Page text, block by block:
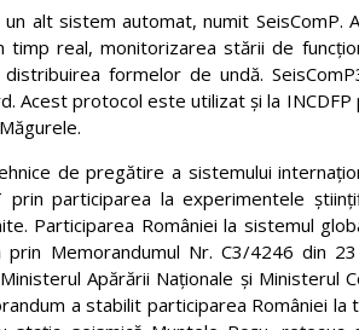
alt sistem automat, numit SeisComP.
real, monitorizarea stării de
formelor de undă.
Acest protocol este utilizat și la
de pregătire a sistemului
participarea la experimentele
Participarea României la sistemul
Memorandumul Nr. C3/4246 din
Apărării Naţionale şi Ministerul
a stabilit participarea României